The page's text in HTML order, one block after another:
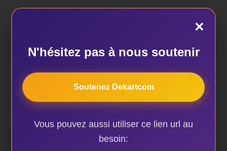
×
N'hésitez pas à nous soutenir
Soutenez Dekartcom
Vous pouvez aussi utiliser ce lien url au
besoin: